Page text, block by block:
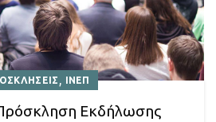
, ΙΝΕΠ
Εκδήλωσης